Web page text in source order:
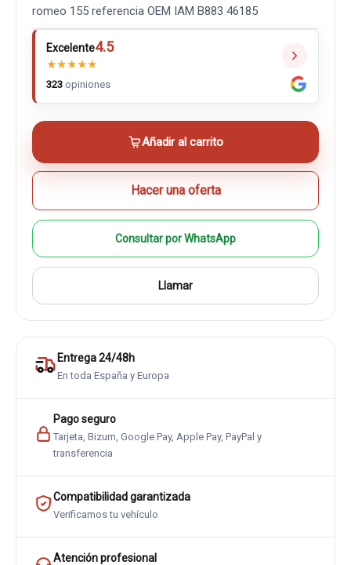
romeo 155 referencia OEM IAM B883 46185
Excelente4.5
★★★★★
323 opiniones
Añadir al carrito
Hacer una oferta
Consultar por WhatsApp
Llamar
Entrega 24/48h
En toda España y Europa
Pago seguro
Tarjeta, Bizum, Google Pay, Apple Pay, PayPal y
transferencia
Compatibilidad garantizada
Verificamos tu vehículo
Atención profesional